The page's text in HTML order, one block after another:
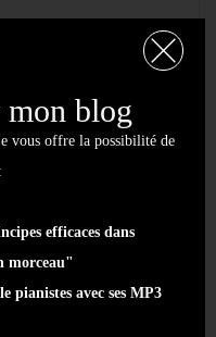
mon blog
vous offre la possibilité de
efficaces dans
morceau"
pianistes avec ses MP3